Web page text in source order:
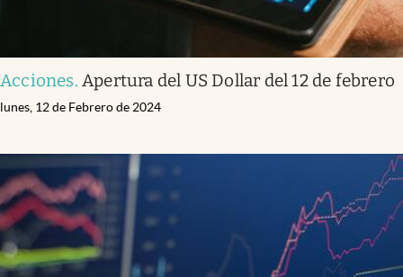
Acciones.Apertura del US Dollar del 12 de febrero
lunes, 12 de Febrero de 2024